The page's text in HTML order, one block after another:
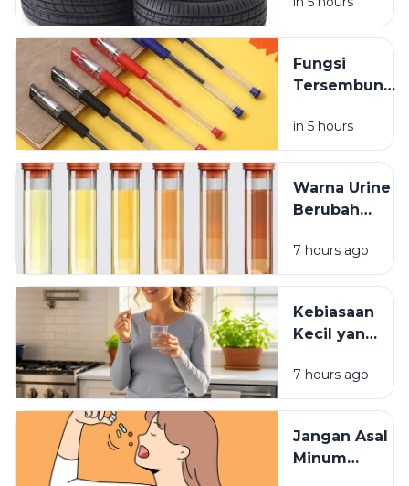
Kendaraan
yang
Dipikirkan
Fungsi
Tersembunyi
pada Tutup
Pulpen
in 5 hours
Warna Urine
Berubah
Minum
Vitamin? Ini
Penjelasannya
7 hours ago
Kebiasaan
Kecil yang
Vitamin
Tidak
Maksimal
7 hours ago
Jangan Asal
Minum